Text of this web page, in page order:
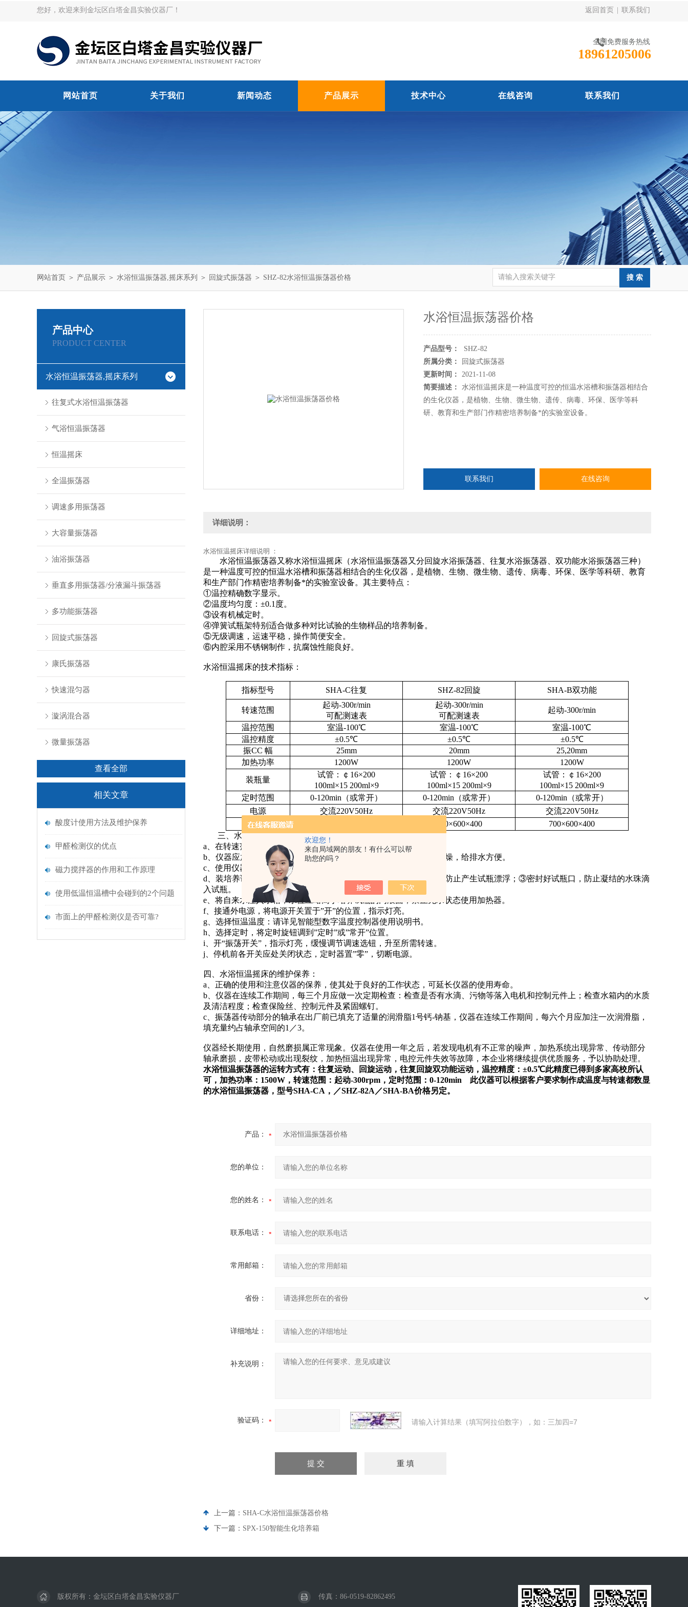
欢迎您！
来自局域网的朋友！有什么可以帮
助您的吗？
您好，欢迎来到金坛区白塔金昌实验仪器厂！ 返回首页 联系我们
全国免费服务热线
18961205006
网站首页 关于我们 新闻动态 产品展示 技术中心 在线咨询 联系我们
网站首页 ＞ 产品展示 ＞ 水浴恒温振荡器,摇床系列 ＞ 回旋式振荡器 ＞ SHZ-82水浴恒温振荡器价格
产品中心
PRODUCT CENTER
水浴恒温振荡器,摇床系列
往复式水浴恒温振荡器
气浴恒温振荡器
恒温摇床
全温振荡器
调速多用振荡器
大容量振荡器
油浴振荡器
垂直多用振荡器/分液漏斗振荡器
多功能振荡器
回旋式振荡器
康氏振荡器
快速混匀器
漩涡混合器
微量振荡器
查看全部
相关文章
酸度计使用方法及维护保养
甲醛检测仪的优点
磁力搅拌器的作用和工作原理
使用低温恒温槽中会碰到的2个问题
市面上的甲醛检测仪是否可靠?
水浴恒温振荡器价格
产品型号：
SHZ-82
所属分类：
回旋式振荡器
更新时间：
2021-11-08
简要描述：
水浴恒温摇床是一种温度可控的恒温水浴槽和振荡器相结合
的生化仪器，是植物、生物、微生物、遗传、病毒、环保、医学等科
研、教育和生产部门作精密培养制备*的实验室设备。
联系我们 在线咨询
详细说明：
水浴恒温摇床详细说明 ：
水浴恒温振荡器又称水浴恒温摇床（水浴恒温振荡器又分回旋水浴振荡器、往复水浴振荡器、双功能水浴振荡器三种）
是一种温度可控的恒温水浴槽和振荡器相结合的生化仪器，是植物、生物、微生物、遗传、病毒、环保、医学等科研、教育
和生产部门作精密培养制备*的实验室设备。其主要特点：
①温控精确数字显示。
②温度均匀度：±0.1度。
③设有机械定时。
④弹簧试瓶架特别适合做多种对比试验的生物样品的培养制备。
⑤无级调速，运速平稳，操作简便安全。
⑥内腔采用不锈钢制作，抗腐蚀性能良好。
水浴恒温摇床的技术指标：
指标型号 SHA-C往复 SHZ-82回旋 SHA-B双功能
转速范围
起动-300r/min
可配测速表
起动-300r/min
可配测速表
起动-300r/min
温控范围
室温-100℃ 室温-100℃ 室温-100℃
温控精度
±0.5℃ ±0.5℃
±0.5℃
振CC 幅 25mm 20mm
25,20mm
加热功率
1200W 1200W
1200W
装瓶量
试管：￠ 16×200
100ml×15 200ml×9
试管：￠ 16×200
100ml×15 200ml×9
试管：￠ 16×200
100ml×15 200ml×9
定时范围
0-120min （或常开） 0-120min （或常开） 0-120min （或常开）
电源 交流220V50Hz 交流220V50Hz 交流220V50Hz
外形尺寸
700×600×400
700×600×400
三、水浴恒温振荡器的使用说明：
a、在转速范围内中速使用，可延长仪器的使用寿命。
b、仪器应放置在较牢固的工作台上，环境应保持清洁整齐，通风干燥，给排水方便。
c、使用仪器前，先将调速按钮置于zui
d、装培养试瓶应注意以下几点：①均匀分布；②装液量不能偏少，防止产生试瓶漂浮；③密封好试瓶口，防止凝结的水珠滴
入试瓶。
e、将自来水注入水箱，水位应略高于培养试瓶的内液面；禁止无水状态使用加热器。
f、接通外电源，将电源开关置于”开”的位置，指示灯亮。
g、选择恒温温度：请详见智能型数字温度控制器使用说明书。
h、选择定时，将定时旋钮调到”定时”或”常开”位置。
i、开“振荡开关”，指示灯亮，缓慢调节调速选钮，升至所需转速。
j、停机前各开关应处关闭状态，定时器置”零”，切断电源。
四、水浴恒温摇床的维护保养：
a、正确的使用和注意仪器的保养，使其处于良好的工作状态，可延长仪器的使用寿命。
b、仪器在连续工作期间，每三个月应做一次定期检查：检查是否有水滴、污物等落入电机和控制元件上；检查水箱内的水质
及清洁程度；检查保险丝、控制元件及紧固螺钉。
c、振荡器传动部分的轴承在出厂前已填充了适量的润滑脂1号钙-钠基，仪器在连续工作期间，每六个月应加注一次润滑脂，
填充量约占轴承空间的1／3。
仪器经长期使用，自然磨损属正常现象。仪器在使用一年之后，若发现电机有不正常的噪声，加热系统出现异常、传动部分
轴承磨损，皮带松动或出现裂纹，加热恒温出现异常，电控元件失效等故障，本企业将继续提供优质服务，予以协助处理。
水浴恒温振荡器的运转方式有：往复运动、回旋运动，往复回旋双功能运动，温控精度：±0.5℃此精度已得到多家高校所认
可，加热功率：1500W，转速范围：起动-300rpm，定时范围：0-120min 此仪器可以根据客户要求制作成温度与转速都数显
的水浴恒温振荡器，型号SHA-CA，／SHZ-82A／SHA-BA价格另定。
产品：
您的单位：
您的姓名：
联系电话：
常用邮箱：
省份：
详细地址：
补充说明：
验证码： 请输入计算结果（填写阿拉伯数字），如：三加四=7
上一篇： SHA-C水浴恒温振荡器价格
下一篇： SPX-150智能生化培养箱
版权所有：金坛区白塔金昌实验仪器厂 传真：86-0519-82862495